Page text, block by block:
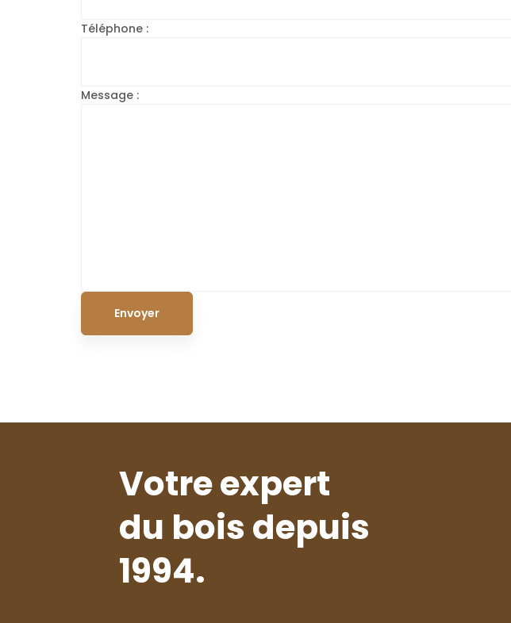
Téléphone :
Message :
Votre expert
du bois depuis
1994.